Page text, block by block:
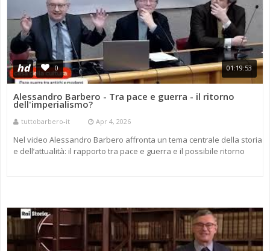
hd 0 01:19:53
Alessandro Barbero - Tra pace e guerra - il ritorno
dell'imperialismo?
tuttobarbero-it Apr 4, 2026
Nel video Alessandro Barbero affronta un tema centrale della storia
e dell’attualità: il rapporto tra pace e guerra e il possibile ritorno